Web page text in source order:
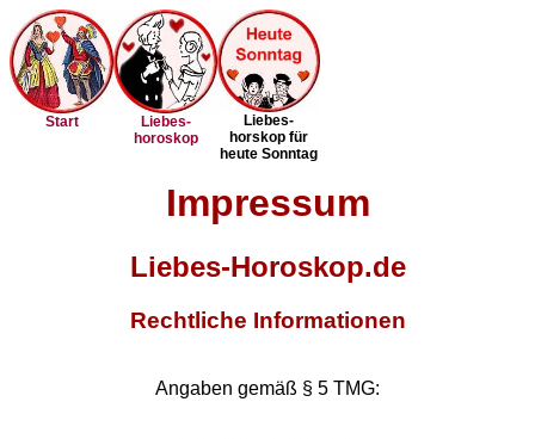
Start
Liebes-
horoskop
Liebes-
horskop für
heute Sonntag
Impressum
Liebes-Horoskop.de
Rechtliche Informationen
Angaben gemäß § 5 TMG: